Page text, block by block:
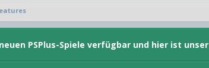
PSPlus-Spiele verfügbar und hier ist